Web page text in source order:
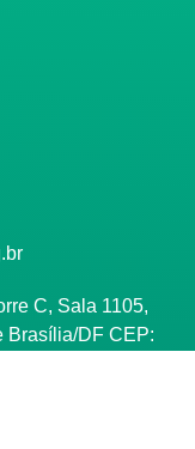
C, Sala 1105,
Brasília/DF CEP: